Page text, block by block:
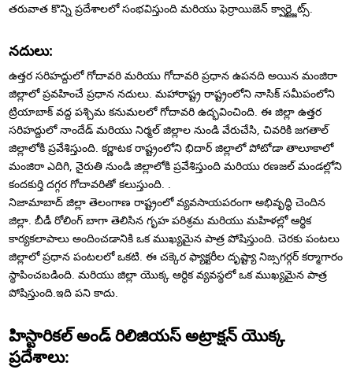
తరువాత కొన్ని ప్రదేశాలలో సంభవిస్తుంది మరియు ఫెర్రాయిజెన్ క్వార్ట్జైట్స్.
నదులు:
ఉత్తర సరిహద్దులో గోదావరి మరియు గోదావరి ప్రధాన ఉపనది అయిన మంజిరా
జిల్లాలో ప్రవహించే ప్రధాన నదులు. మహారాష్ట్ర రాష్ట్రంలోని నాసిక్ సమీపంలోని
ట్రియాబాక్ వద్ద పశ్చిమ కనుమలలో గోదావరి ఉద్భవించింది. ఈ జిల్లా ఉత్తర
సరిహద్దులో నాందేడ్ మరియు నిర్మల్ జిల్లాల నుండి వేరుచేసి, చివరికి జగతాల్
జిల్లాలోకి ప్రవేశిస్తుంది. కర్ణాటక రాష్ట్రంలోని భిదార్ జిల్లాలో పోటోడా తాలూకాలో
మంజిరా ఎదిగి, నైరుతి నుండి జిల్లాలోకి ప్రవేశిస్తుంది మరియు రణజల్ మండల్లోని
కందకుర్తి దగ్గర గోదావరితో కలుస్తుంది. .
నిజామాబాద్ జిల్లా తెలంగాణ రాష్ట్రంలో వ్యవసాయపరంగా అభివృద్ధి చెందిన
జిల్లా. బీడీ రోలింగ్ బాగా తెలిసిన గృహ పరిశ్రమ మరియు మహిళల్లో ఆర్థిక
కార్యకలాపాలు అందించడానికి ఒక ముఖ్యమైన పాత్ర పోషిస్తుంది. చెరకు పంటలు
జిల్లాలో ప్రధాన పంటలలో ఒకటి. ఈ చక్కెర ఫ్యాక్టరీల దృష్ట్యా నిజ్సగర్గర్ కర్మాగారం
స్థాపించబడింది. మరియు జిల్లా యొక్క ఆర్ధిక వ్యవస్థలో ఒక ముఖ్యమైన పాత్ర
పోషిస్తుంది.ఇది పని కాదు.
హిస్టారికల్ అండ్ రిలిజియస్ అట్రాక్షన్ యొక్క
ప్రదేశాలు: